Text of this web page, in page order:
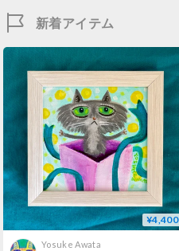
新着アイテム
¥4,400
Yosuke Awata